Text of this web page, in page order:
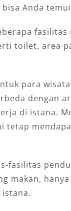
Anda
fasilitas
toilet, area
para
dengan
di istana.
tetap
fasilitas
makan,
istana.